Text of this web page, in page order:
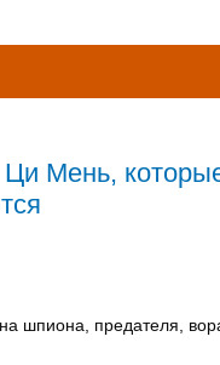
Ци Мень,
шпиона, предателя,